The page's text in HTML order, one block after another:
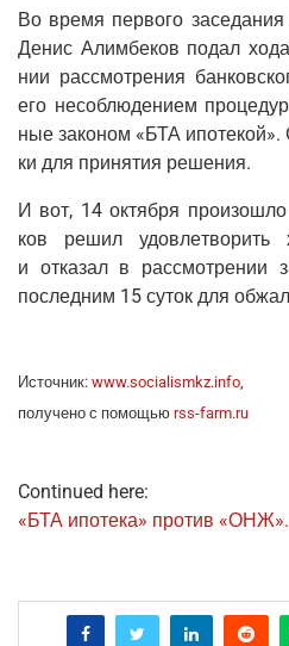
Во вре­мя пер­во­го
Денис Алим­бе­ков подал
нии рас­смот­ре­ния
его несо­блю­де­ни­ем
ные зако­ном «БТА
ки для при­ня­тия решения.
И вот, 14 октяб­ря
ков решил
и отка­зал в рас­смот­ре­нии
послед­ним 15 суток для
Источ­ник: www.socialismkz.info
полу­че­но с помо­щью rss-farm.ru
Continued here:
«БТА ипо­те­ка» про­тив